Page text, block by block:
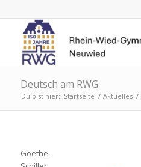
Deutsch am RWG
Du bist hier: Startseite / Aktuelles /
Goethe,